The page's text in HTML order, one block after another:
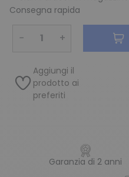
Consegna rapida
− +
Aggiungi il
prodotto ai
preferiti
Garanzia di 2 anni